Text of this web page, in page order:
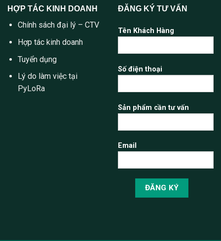
HỢP TÁC KINH DOANH
Chính sách đại lý – CTV
Hợp tác kinh doanh
Tuyển dụng
Lý do làm việc tại
PyLoRa
ĐĂNG KÝ TƯ VẤN
Tên Khách Hàng
Số điện thoại
Sản phẩm cần tư vấn
Email